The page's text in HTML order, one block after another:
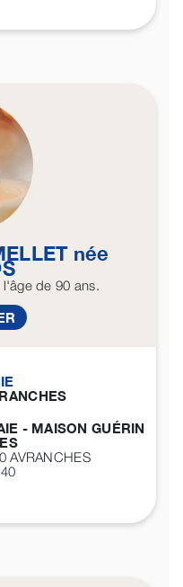
née
l'âge de 90 ans.
- MAISON GUÉRIN
AVRANCHES